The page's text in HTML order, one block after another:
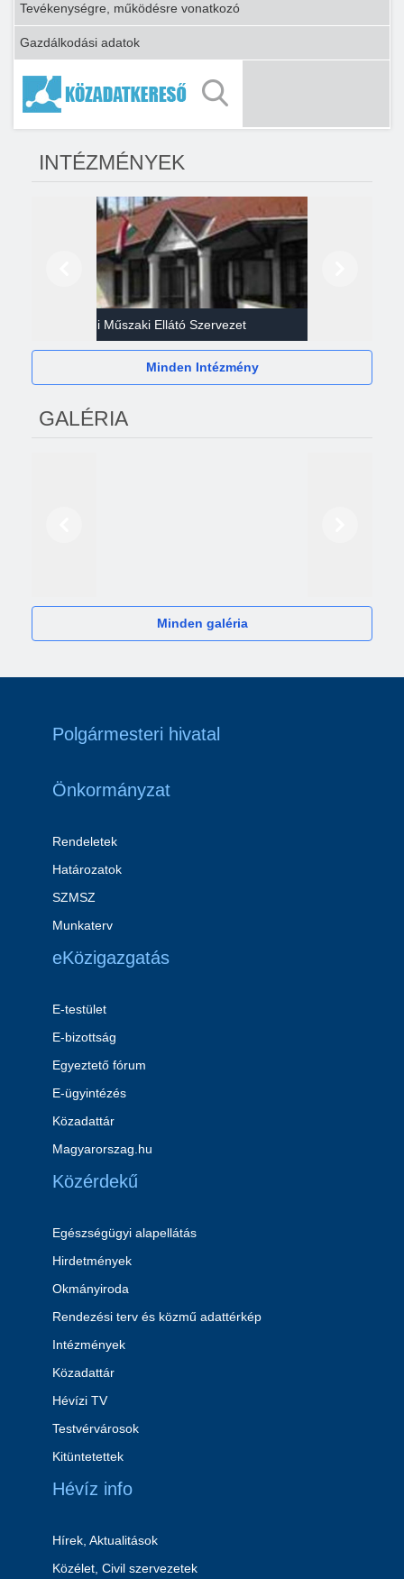
Tevékenységre, működésre vonatkozó
Gazdálkodási adatok
INTÉZMÉNYEK
Gazdasági Műszaki Ellátó Szervezet
Minden Intézmény
GALÉRIA
Minden galéria
Polgármesteri hivatal
Önkormányzat
Rendeletek
Határozatok
SZMSZ
Munkaterv
eKözigazgatás
E-testület
E-bizottság
Egyeztető fórum
E-ügyintézés
Közadattár
Magyarorszag.hu
Közérdekű
Egészségügyi alapellátás
Hirdetmények
Okmányiroda
Rendezési terv és közmű adattérkép
Intézmények
Közadattár
Hévízi TV
Testvérvárosok
Kitüntetettek
Hévíz info
Hírek, Aktualitások
Közélet, Civil szervezetek